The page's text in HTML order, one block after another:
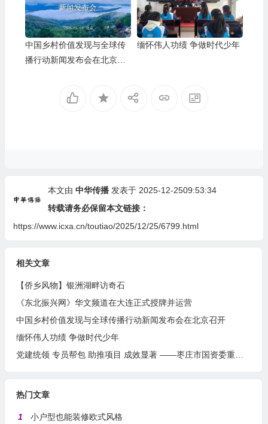
中国乡村价值发现与全球传
播行动新闻发布会在北京召
缅怀伟人功绩 争做时代少年
本文由 中华传播发表于 2025-12-2509:53:34
转载请务必保留本文链接：
https://www.icxa.cn/toutiao/2025/12/25/6799.html
相关文章
【侨乡风物】银洲湖畔访奇石
《东北振兴网》华文频道在大连正式授牌并运营
中国乡村价值发现与全球传播行动新闻发布会在北京召开
缅怀伟人功绩 争做时代少年
党建统领 专员帮包 助推项目 成效显著 ——枣庄市国资委重点项目全生命周期服务圆满收官
热门文章
1
小户型也能装修欧式风格